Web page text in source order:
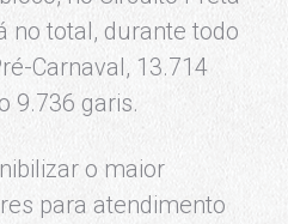
no total, durante todo
Carnaval, 13.714
9.736 garis.
o maior
para atendimento